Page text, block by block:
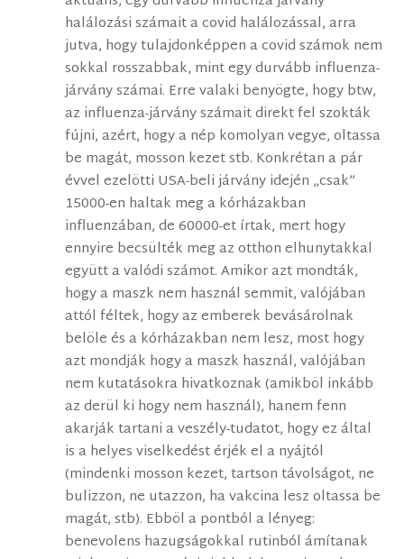
halálozási számait a covid halálozással, arra
jutva, hogy tulajdonképpen a covid számok nem
sokkal rosszabbak, mint egy durvább influenza-
járvány számai. Erre valaki benyögte, hogy btw,
az influenza-járvány számait direkt fel szokták
fújni, azért, hogy a nép komolyan vegye, oltassa
be magát, mosson kezet stb. Konkrétan a pár
évvel ezelötti USA-beli járvány idején „csak”
15000-en haltak meg a kórházakban
influenzában, de 60000-et írtak, mert hogy
ennyire becsülték meg az otthon elhunytakkal
együtt a valódi számot. Amikor azt mondták,
hogy a maszk nem használ semmit, valójában
attól féltek, hogy az emberek bevásárolnak
belöle és a kórházakban nem lesz, most hogy
azt mondják hogy a maszk használ, valójában
nem kutatásokra hivatkoznak (amikböl inkább
az derül ki hogy nem használ), hanem fenn
akarják tartani a veszély-tudatot, hogy ez által
is a helyes viselkedést érjék el a nyájtól
(mindenki mosson kezet, tartson távolságot, ne
bulizzon, ne utazzon, ha vakcina lesz oltassa be
magát, stb). Ebböl a pontból a lényeg:
benevolens hazugságokkal rutinból ámítanak